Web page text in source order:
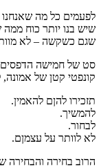
לפעמים כל מה שאנחנו
שיש בנו יותר כוח ממה
שגם כשקשה – לא
סט של חמישה הדפסים
קונפטי קטן של אמונה,
תזכירו להןם להאמין.
להמשיך.
לבחור.
לא לוותר על עצמןם.
הרוב בחירה והבחירה